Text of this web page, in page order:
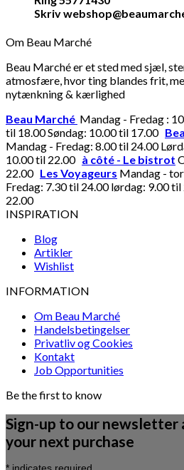
Skriv
Om Beau Marché
Beau Marché er et sted med sjæl,
atmosfære, hvor ting blandes frit,
nytænkning & kærlighed
Beau Marché Mandag - Fredag :
til 18.00 Søndag: 10.00 til 17.00
Mandag - Fredag: 8.00 til 24.00
10.00 til 22.00 à côté - Le bistrot
22.00 Les Voyageurs Mandag -
Fredag: 7.30 til 24.00 lørdag: 9.00
22.00
INSPIRATION
Blog
Artikler
Wishlist
INFORMATION
Om Beau Marché
Handelsbetingelser
Privatliv og Cookies
Kontakt
Job Opportunities
Be the first to know
Sign-up to our newsletter
your next purchase